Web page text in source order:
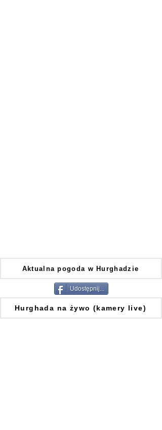
Aktualna pogoda w Hurghadzie
Udostępnij...
Hurghada na żywo (kamery live)